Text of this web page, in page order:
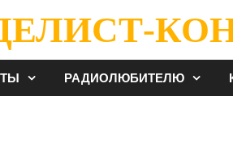
РАДИОЛЮБИТЕЛЮ